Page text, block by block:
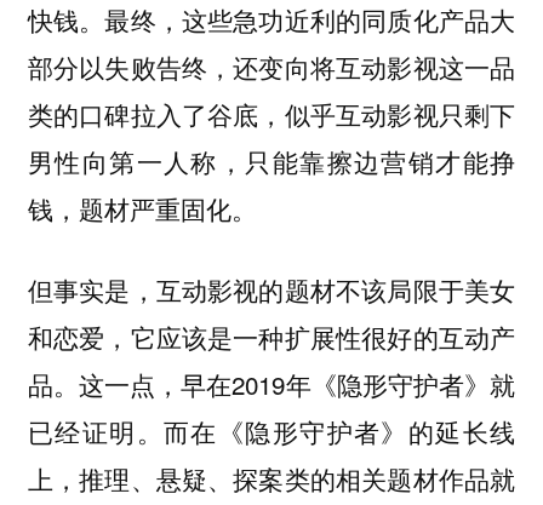
快钱。最终，这些急功近利的同质化产品大
部分以失败告终，还变向将互动影视这一品
类的口碑拉入了谷底，似乎互动影视只剩下
男性向第一人称，只能靠擦边营销才能挣
钱，题材严重固化。
但事实是，互动影视的题材不该局限于美女
和恋爱，它应该是一种扩展性很好的互动产
品。这一点，早在2019年《隐形守护者》就
已经证明。而在《隐形守护者》的延长线
上，推理、悬疑、探案类的相关题材作品就